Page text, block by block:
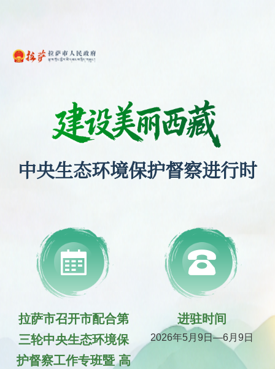
中央生态环境保护督察进行时
拉萨市召开市配合第
三轮中央生态环境保
护督察工作专班暨 高
进驻时间
2026年5月9日—6月9日